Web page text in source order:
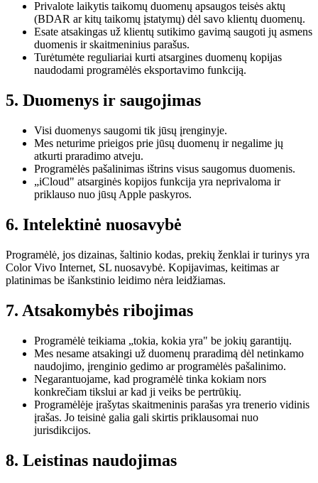
Privalote laikytis taikomų duomenų apsaugos teisės aktų
(BDAR ar kitų taikomų įstatymų) dėl savo klientų duomenų.
Esate atsakingas už klientų sutikimo gavimą saugoti jų asmens
duomenis ir skaitmeninius parašus.
Turėtumėte reguliariai kurti atsargines duomenų kopijas
naudodami programėlės eksportavimo funkciją.
5. Duomenys ir saugojimas
Visi duomenys saugomi tik jūsų įrenginyje.
Mes neturime prieigos prie jūsų duomenų ir negalime jų
atkurti praradimo atveju.
Programėlės pašalinimas ištrins visus saugomus duomenis.
„iCloud" atsarginės kopijos funkcija yra neprivaloma ir
priklauso nuo jūsų Apple paskyros.
6. Intelektinė nuosavybė
Programėlė, jos dizainas, šaltinio kodas, prekių ženklai ir turinys yra
Color Vivo Internet, SL nuosavybė. Kopijavimas, keitimas ar
platinimas be išankstinio leidimo nėra leidžiamas.
7. Atsakomybės ribojimas
Programėlė teikiama „tokia, kokia yra" be jokių garantijų.
Mes nesame atsakingi už duomenų praradimą dėl netinkamo
naudojimo, įrenginio gedimo ar programėlės pašalinimo.
Negarantuojame, kad programėlė tinka kokiam nors
konkrečiam tikslui ar kad ji veiks be pertrūkių.
Programėlėje įrašytas skaitmeninis parašas yra trenerio vidinis
įrašas. Jo teisinė galia gali skirtis priklausomai nuo
jurisdikcijos.
8. Leistinas naudojimas